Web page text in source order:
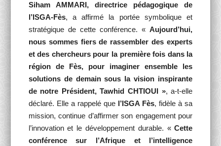
Siham AMMARI, directrice pédagogique de
l’ISGA-Fès, a affirmé la portée symbolique et
stratégique de cette conférence. «Aujourd’hui,
nous sommes fiers de rassembler des experts
et des chercheurs pour la première fois dans la
région de Fès, pour imaginer ensemble les
solutions de demain sous la vision inspirante
de notre Président, Tawhid CHTIOUI », a-t-elle
déclaré. Elle a rappelé que l’ISGA Fès, fidèle à sa
mission, continue d’affirmer son engagement pour
l’innovation et le développement durable. «Cette
conférence sur l’Afrique et l’intelligence